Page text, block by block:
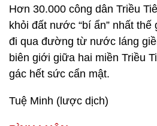
Hơn 30.000 công dân Triều
khỏi đất nước “bí ẩn” nhất
đi qua đường từ nước láng
biên giới giữa hai miền Triều
gác hết sức cẩn mật.
Tuệ Minh (lược dịch)